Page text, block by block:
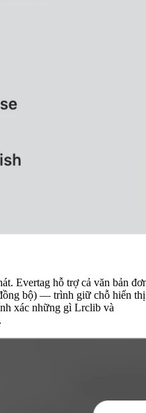
Evertag hỗ trợ cả văn bản
bộ) — trình giữ chỗ hiển thị
xác những gì Lrclib và